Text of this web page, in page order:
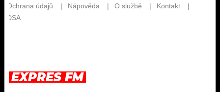
EXPRES FM